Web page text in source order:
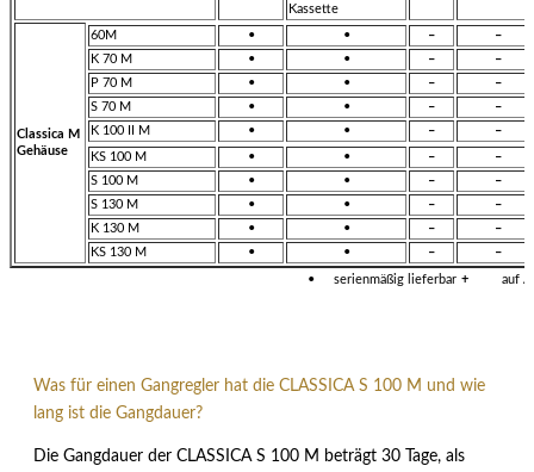
Kassette
Classica M
Gehäuse
60M • • –
–
K 70 M
• • –
–
P 70 M
• • –
–
S 70 M
• • –
–
K 100 II M
• • –
–
KS 100 M
• • –
–
S 100 M
• • –
–
S 130 M
• • –
–
K 130 M
• • –
–
KS 130 M
• • – –
• serienmäßig lieferbar + auf
Was für einen Gangregler hat die CLASSICA S 100 M und wie
lang ist die Gangdauer?
Die Gangdauer der CLASSICA S 100 M beträgt 30 Tage, als